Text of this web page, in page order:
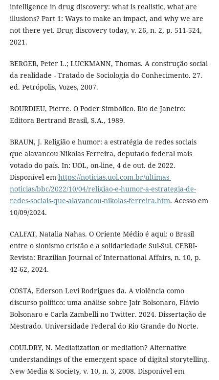
intelligence in drug discovery: what is realistic, what are
illusions? Part 1: Ways to make an impact, and why we are
not there yet. Drug discovery today, v. 26, n. 2, p. 511-524,
2021.
BERGER, Peter L.; LUCKMANN, Thomas. A construção social
da realidade - Tratado de Sociologia do Conhecimento. 27.
ed. Petrópolis, Vozes, 2007.
BOURDIEU, Pierre. O Poder Simbólico. Rio de Janeiro:
Editora Bertrand Brasil, S.A., 1989.
BRAUN, J. Religião e humor: a estratégia de redes sociais
que alavancou Nikolas Ferreira, deputado federal mais
votado do país. In: UOL, on-line, 4 de out. de 2022.
Disponível em https://noticias.uol.com.br/ultimas-
noticias/bbc/2022/10/04/religiao-e-humor-a-estrategia-de-
redes-sociais-que-alavancou-nikolas-ferreira.htm. Acesso em
10/09/2024.
CALFAT, Natalia Nahas. O Oriente Médio é aqui: o Brasil
entre o sionismo cristão e a solidariedade Sul-Sul. CEBRI-
Revista: Brazilian Journal of International Affairs, n. 10, p.
42-62, 2024.
COSTA, Ederson Levi Rodrigues da. A violência como
discurso político: uma análise sobre Jair Bolsonaro, Flávio
Bolsonaro e Carla Zambelli no Twitter. 2024. Dissertação de
Mestrado. Universidade Federal do Rio Grande do Norte.
COULDRY, N. Mediatization or mediation? Alternative
understandings of the emergent space of digital storytelling.
New Media & Society, v. 10, n. 3, 2008. Disponível em